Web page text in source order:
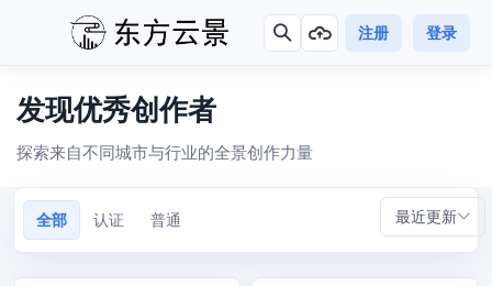
注册 登录
发现优秀创作者
探索来自不同城市与行业的全景创作力量
全部 认证 普通 最近更新